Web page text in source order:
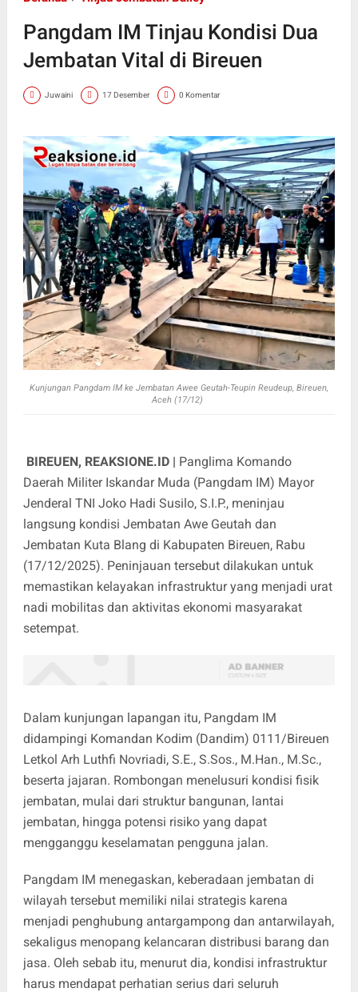
Pangdam IM Tinjau Kondisi Dua
Jembatan Vital di Bireuen
Juwaini 17 Desember 0 Komentar
Kunjungan Pangdam IM ke Jembatan Awee Geutah-Teupin Reudeup, Bireuen,
Aceh (17/12)
BIREUEN, REAKSIONE.ID | Panglima Komando
Daerah Militer Iskandar Muda (Pangdam IM) Mayor
Jenderal TNI Joko Hadi Susilo, S.I.P., meninjau
langsung kondisi Jembatan Awe Geutah dan
Jembatan Kuta Blang di Kabupaten Bireuen, Rabu
(17/12/2025). Peninjauan tersebut dilakukan untuk
memastikan kelayakan infrastruktur yang menjadi urat
nadi mobilitas dan aktivitas ekonomi masyarakat
setempat.
Dalam kunjungan lapangan itu, Pangdam IM
didampingi Komandan Kodim (Dandim) 0111/Bireuen
Letkol Arh Luthfi Novriadi, S.E., S.Sos., M.Han., M.Sc.,
beserta jajaran. Rombongan menelusuri kondisi fisik
jembatan, mulai dari struktur bangunan, lantai
jembatan, hingga potensi risiko yang dapat
mengganggu keselamatan pengguna jalan.
Pangdam IM menegaskan, keberadaan jembatan di
wilayah tersebut memiliki nilai strategis karena
menjadi penghubung antargampong dan antarwilayah,
sekaligus menopang kelancaran distribusi barang dan
jasa. Oleh sebab itu, menurut dia, kondisi infrastruktur
harus mendapat perhatian serius dari seluruh